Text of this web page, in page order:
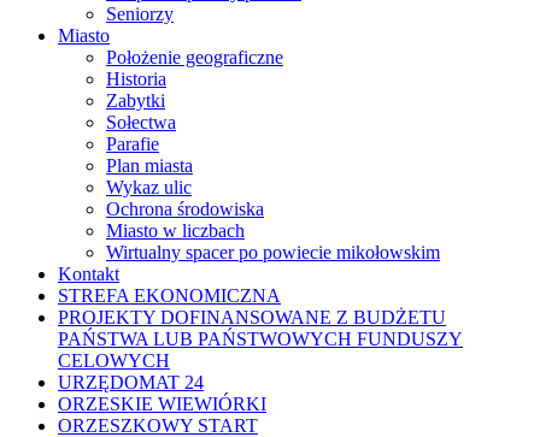
Seniorzy
Miasto
Położenie geograficzne
Historia
Zabytki
Sołectwa
Parafie
Plan miasta
Wykaz ulic
Ochrona środowiska
Miasto w liczbach
Wirtualny spacer po powiecie mikołowskim
Kontakt
STREFA EKONOMICZNA
PROJEKTY DOFINANSOWANE Z BUDŻETU
PAŃSTWA LUB PAŃSTWOWYCH FUNDUSZY
CELOWYCH
URZĘDOMAT 24
ORZESKIE WIEWIÓRKI
ORZESZKOWY START